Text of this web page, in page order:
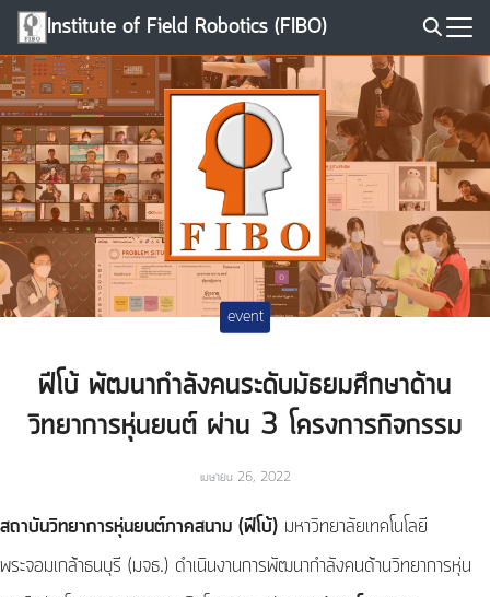
Skip
content
Institute of Field Robotics (FIBO)
Search
for:
event
ฟีโบ้ พัฒนากำลังคนระดับมัธยมศึกษาด้าน
วิทยาการหุ่นยนต์ ผ่าน 3 โครงการกิจกรรม
เมษายน 26, 2022
สถาบันวิทยาการหุ่นยนต์ภาคสนาม (ฟีโบ้) มหาวิทยาลัยเทคโนโลยี
พระจอมเกล้าธนบุรี (มจธ.) ดำเนินงานการพัฒนากำลังคนด้านวิทยาการหุ่น